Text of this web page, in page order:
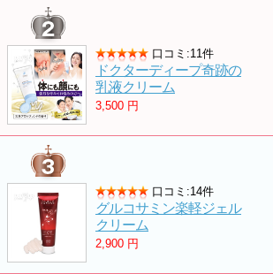
口コミ:11件
ドクターディープ奇跡の
乳液クリーム
3,500 円
口コミ:14件
グルコサミン楽軽ジェル
クリーム
2,900 円